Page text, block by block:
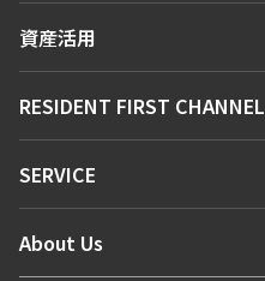
新着情報から探す
新着募集情報
お問い合わせ
資産活用
お問い合わせ
RESIDENT FIRST CHANNEL
マンションレポート
住まいのコラム
SERVICE
会員ページ
About Us